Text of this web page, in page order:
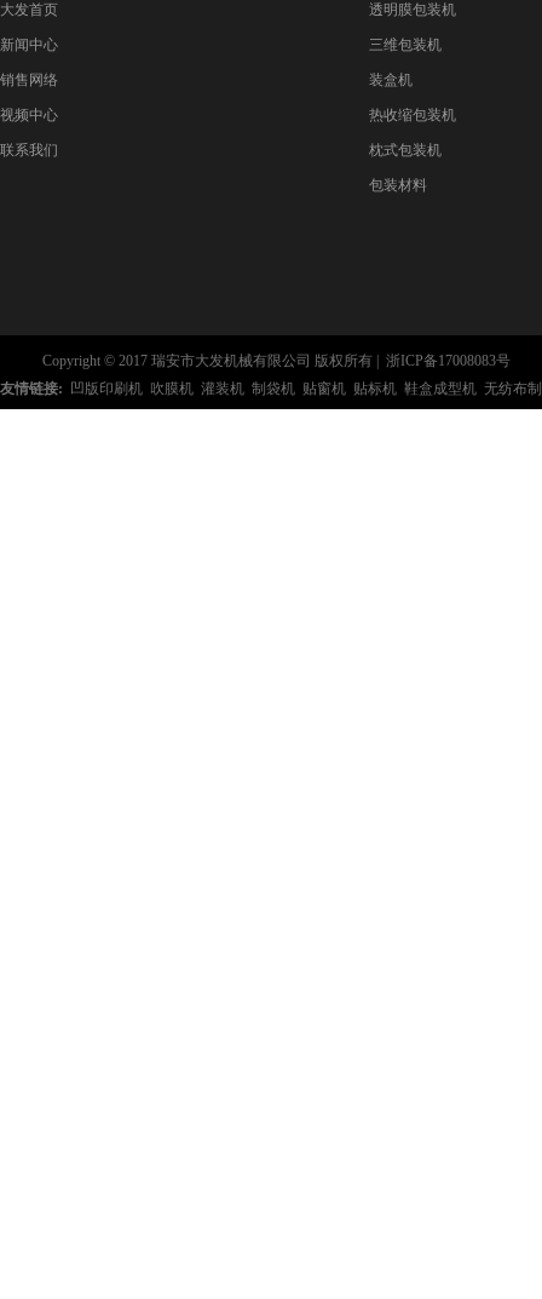
大发首页
新闻中心
销售网络
视频中心
联系我们
透明膜包装机
三维包装机
装盒机
热收缩包装机
枕式包装机
包装材料
Copyright © 2017 瑞安市大发机械有限公司 版权所有 |
浙ICP备17008083号
友情链接:
凹版印刷机 吹膜机 灌装机 制袋机 贴窗机 贴标机 鞋盒成型机 无纺布